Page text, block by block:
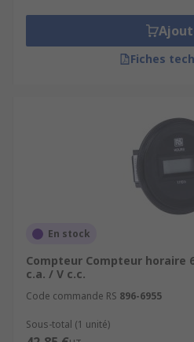
Fiches
En stock
Compteur Compteur horaire 6
c.a. / V c.c.
Code commande RS 896-6955
Sous-total (1 unité)